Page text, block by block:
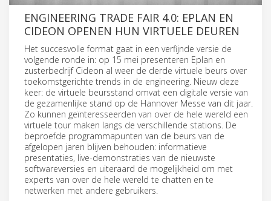
ENGINEERING TRADE FAIR 4.0: EPLAN EN
CIDEON OPENEN HUN VIRTUELE DEUREN
Het succesvolle format gaat in een verfijnde versie de
volgende ronde in: op 15 mei presenteren Eplan en
zusterbedrijf Cideon al weer de derde virtuele beurs over
toekomstgerichte trends in de engineering. Nieuw deze
keer: de virtuele beursstand omvat een digitale versie van
de gezamenlijke stand op de Hannover Messe van dit jaar.
Zo kunnen geïnteresseerden van over de hele wereld een
virtuele tour maken langs de verschillende stations. De
beproefde programmapunten van de beurs van de
afgelopen jaren blijven behouden: informatieve
presentaties, live-demonstraties van de nieuwste
softwareversies en uiteraard de mogelijkheid om met
experts van over de hele wereld te chatten en te
netwerken met andere gebruikers.